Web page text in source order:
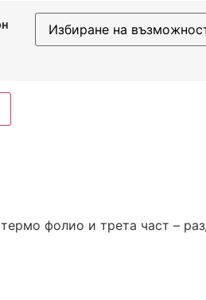
фолио и трета част –